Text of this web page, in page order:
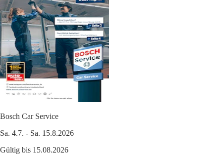
Bosch Car Service
Sa. 4.7. - Sa. 15.8.2026
Gültig bis 15.08.2026